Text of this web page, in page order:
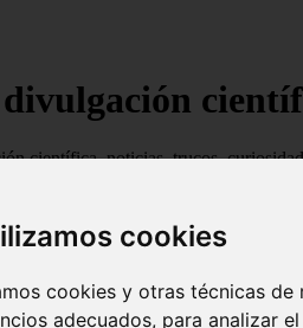
cookies
cookies y otras técnicas
adecuados, para analizar
científica, noticias, trucos,
907 artículos